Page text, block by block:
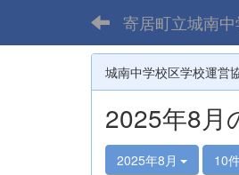
寄居町立城南
城南中学校区学校運営
2025年8月
2025年8月 10